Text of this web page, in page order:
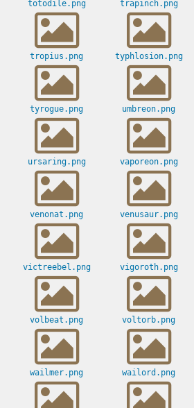
totodile.png trapinch.png
tropius.png typhlosion.png
tyrogue.png umbreon.png
ursaring.png vaporeon.png
venonat.png venusaur.png
victreebel.png vigoroth.png
volbeat.png voltorb.png
wailmer.png wailord.png